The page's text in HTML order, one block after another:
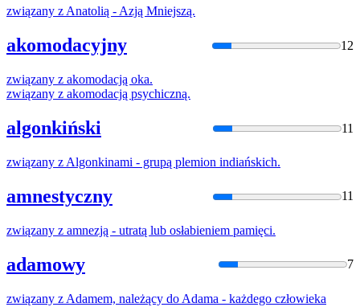
związany zAnatolią - Azją Mniejszą.
akomodacyjny 12
związany z akomodacją oka.
związany z akomodacją psychiczną.
algonkiński 11
związany z Algonkinami - grupą plemion indiańskich.
amnestyczny 11
związany z amnezją - utratą lub osłabieniem pamięci.
adamowy 7
związany z Adamem, należący do Adama - każdego człowieka